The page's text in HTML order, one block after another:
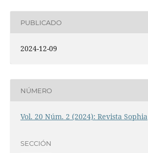
PUBLICADO
2024-12-09
NÚMERO
Vol. 20 Núm. 2 (2024): Revista Sophia
SECCIÓN